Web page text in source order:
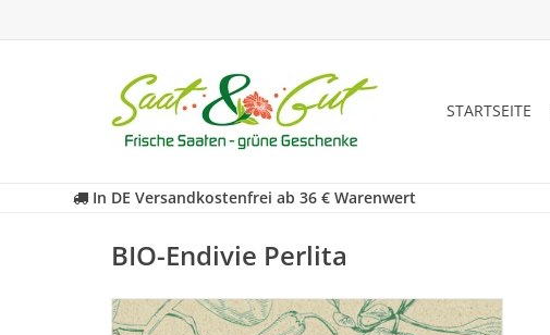
STARTSEITE
In DE Versandkostenfrei ab 36 € Warenwert
BIO-Endivie Perlita